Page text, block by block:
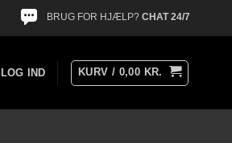
BRUG FOR HJÆLP? CHAT 24/7
LOG IND KURV / 0,00 KR.